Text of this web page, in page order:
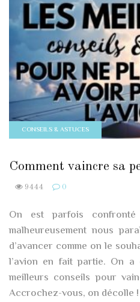
CONSEILS & ASTUCES
Comment vaincre sa
9444 0
On est parfois
malheureusement nous
d’avancer comme on le
l’avion en fait partie. On
meilleurs conseils pour
Accrochez-vous, on décolle !